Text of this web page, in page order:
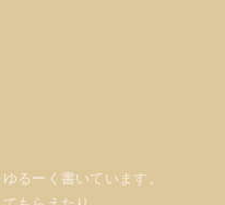
るーく書いています。